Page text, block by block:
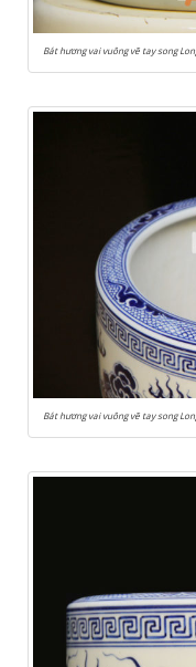
Bát hương vai vuông vẽ tay song
Bát hương vai vuông vẽ tay song